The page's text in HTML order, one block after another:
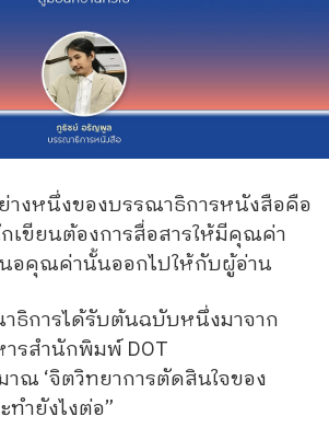
งหนึ่งของบรรณาธิการหนังสือคือ
ขียนต้องการสื่อสารให้มีคุณค่า
อคุณค่านั้นออกไปให้กับผู้อ่าน
ธิการได้รับต้นฉบับหนึ่งมาจาก
รสำนักพิมพ์ DOT
าณ ‘จิตวิทยาการตัดสินใจของ
ทำยังไงต่อ”